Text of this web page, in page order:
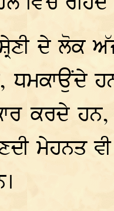
ਦੇ ਲੋਕ
ਧਮਕਾਉਂਦੇ
ਕਰਦੇ
ਮੇਹਨਤ